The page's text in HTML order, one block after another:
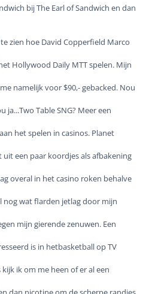
bij The Earl of Sandwich en dan
zien hoe David Copperfield Marco
Hollywood Daily MTT spelen. Mijn
namelijk voor $90,- gebacked. Nou
ja...Two Table SNG? Meer een
het spelen in casinos. Planet
een paar koordjes als afbakening
overal in het casino roken behalve
nog wat flarden jetlag door mijn
mijn gierende zenuwen. Een
is in hetbasketball op TV
ik om me heen of er al een